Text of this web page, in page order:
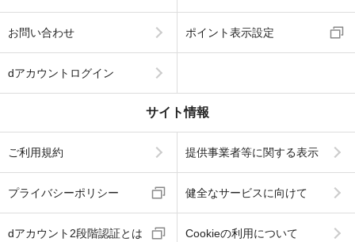
お問い合わせ ポイント表示設定
dアカウントログイン
サイト情報
ご利用規約 提供事業者等に関する表示
プライバシーポリシー 健全なサービスに向けて
dアカウント2段階認証とは Cookieの利用について